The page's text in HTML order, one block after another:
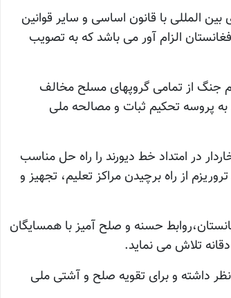
المللی با قانون اساسی و سایر قوانین
الزام آور می باشد که به تصویب
جنگ از تمامی گروپهای مسلح مخالف
پروسه تحکیم ثبات و مصالحه ملی
در امتداد خط دیورند را راه حل مناسب
از راه برچیدن مراکز تعلیم، تجهیز و
حسنه و صلح آمیز با همسایگان
تلاش می نماید.
داشته و برای تقویه صلح و آشتی ملی